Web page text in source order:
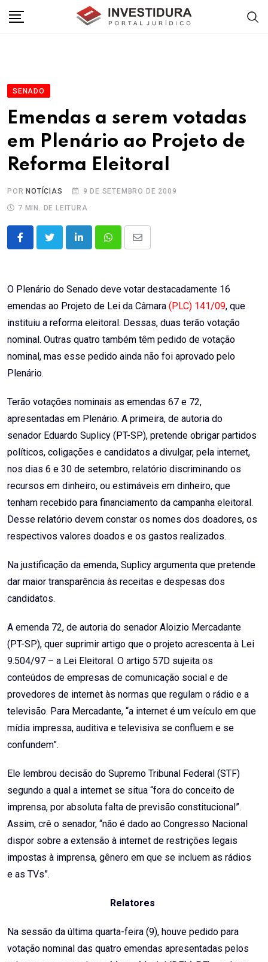
SENADO
Emendas a serem votadas
em Plenário ao Projeto de
Reforma Eleitoral
POR NOTÍCIAS
9 DE SETEMBRO DE 2009
7 MIN. DE LEITURA
LinkedInWhatsappShare
O Plenário do Senado deve votar destacadamente 16
emendas ao Projeto de Lei da Câmara (PLC) 141/09, que
instituiu a reforma eleitoral. Dessas, duas terão votação
nominal. Outras quatro também têm pedido de votação
nominal, mas esse pedido ainda não foi aprovado pelo
Plenário.
Terão votações nominais as emendas 67 e 72,
apresentadas em Plenário. A primeira, de autoria do
senador Eduardo Suplicy (PT-SP), pretende obrigar partidos
políticos, coligações e candidatos a divulgar, pela internet,
nos dias 6 e 30 de setembro, relatório discriminando os
recursos em dinheiro, ou estimáveis em dinheiro, que
tenham recebido para financiamento da campanha eleitoral.
Desse relatório devem constar os nomes dos doadores, os
respectivos valores doados e os gastos realizados.
Na justificação da emenda, Suplicy argumenta que pretende
dar maior transparência às receitas e despesas dos
candidatos.
A emenda 72, de autoria do senador Aloizio Mercadante
(PT-SP), quer suprimir artigo que o projeto acrescenta à Lei
9.504/97 – a Lei Eleitoral. O artigo 57D sujeita os
conteúdos de empresas de comunicação social e de
provedores de internet às normas que regulam o rádio e a
televisão. Para Mercadante, “a internet é um veículo em que
mídia impressa, auditiva e televisiva se confluem e se
confundem”.
Ele lembrou decisão do Supremo Tribunal Federal (STF)
segundo a qual a internet se situa “fora do conceito de
imprensa, por absoluta falta de previsão constitucional”.
Assim, crê o senador, “não é dado ao Congresso Nacional
dispor sobre a extensão à internet de restrições legais
impostas à imprensa, gênero em que se incluem as rádios
e as TVs”.
Relatores
Na sessão da última quarta-feira (9), houve pedido para
votação nominal das quatro emendas apresentadas pelos